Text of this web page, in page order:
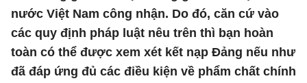
nước Việt Nam công nhận. Do đó, căn cứ vào
các quy định pháp luật nêu trên thì bạn hoàn
toàn có thể được xem xét kết nạp Đảng nếu như
đã đáp ứng đủ các điều kiện về phẩm chất chính